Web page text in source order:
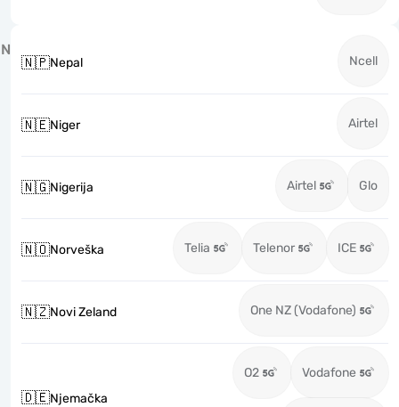
N
🇳🇵Nepal Ncell
🇳🇪Niger Airtel
🇳🇬Nigerija Airtel Glo
🇳🇴Norveška Telia Telenor ICE
🇳🇿Novi Zeland One NZ (Vodafone)
🇩🇪Njemačka
O2 Vodafone